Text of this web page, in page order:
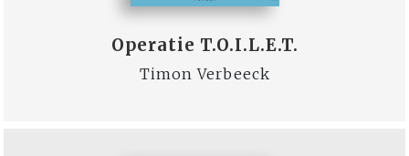
Operatie T.O.I.L.E.T.
Timon Verbeeck